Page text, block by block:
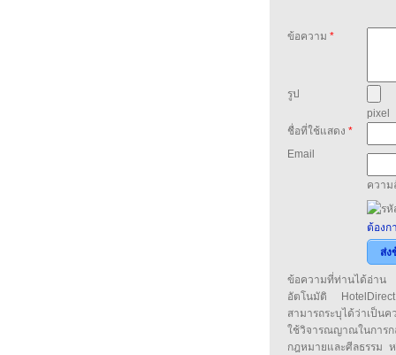
ข้อความ *
รูป
pixel
ชื่อที่ใช้แสดง *
Email
ความ
ต้องก
ส่ง
ข้อความที่ท่านได้อ่าน
อัตโนมัติ
สามารถระบุได้ว่าเป็น
ใช้วิจารณญาณในกา
กฎหมายและศีลธรรม